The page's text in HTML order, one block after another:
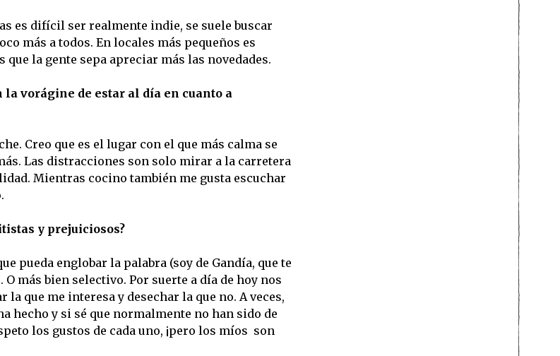
es difícil ser realmente indie, se suele buscar
más a todos. En locales más pequeños es
que la gente sepa apreciar más las novedades.
vorágine de estar al día en cuanto a
Creo que es el lugar con el que más calma se
Las distracciones son solo mirar a la carretera
Mientras cocino también me gusta escuchar
y prejuiciosos?
pueda englobar la palabra (soy de Gandía, que te
más bien selectivo. Por suerte a día de hoy nos
que me interesa y desechar la que no. A veces,
hecho y si sé que normalmente no han sido de
los gustos de cada uno, ¡pero los míos son